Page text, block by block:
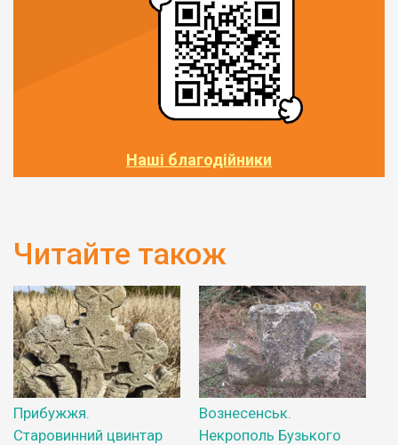
Наші благодійники
Читайте також
Прибужжя.
Старовинний цвинтар
Вознесенськ.
Некрополь Бузького